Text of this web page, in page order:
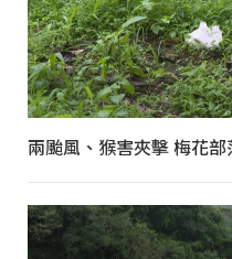
兩颱風、猴害夾擊 梅花